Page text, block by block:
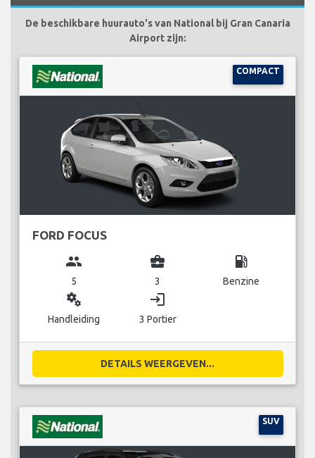
De beschikbare huurauto's van National bij Gran Canaria
Airport zijn:
COMPACT
FORD FOCUS
group
5
business_center
3
local_gas_station
Benzine
miscellaneous_services
Handleiding
login
3 Portier
DETAILS WEERGEVEN...
SUV